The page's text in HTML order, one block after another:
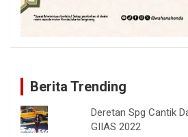
Berita Trending
Deretan Spg Cantik
GIIAS 2022